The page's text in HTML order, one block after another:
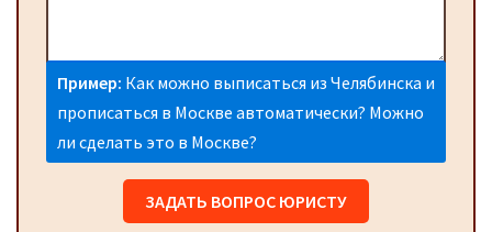
Пример: Как можно выписаться из Челябинска и
прописаться в Москве автоматически? Можно
ли сделать это в Москве?
ЗАДАТЬ ВОПРОС ЮРИСТУ